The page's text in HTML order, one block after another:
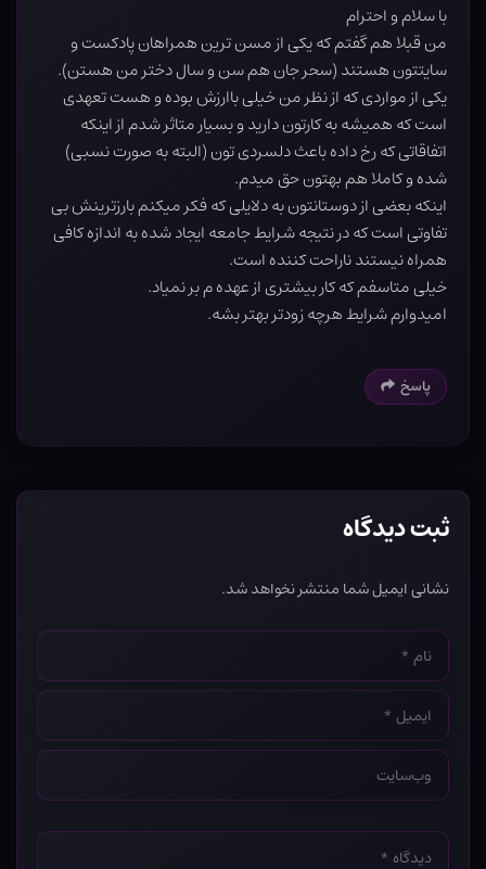
با سلام و احترام
من قبلا هم گفتم که يکی از مسن ترين همراهان پادکست و
سايتتون هستند (سحر جان هم سن و سال دختر من هستن).
يکی از مواردی که از نظر من خيلی باارزش بوده و هست تعهدی
است که هميشه به کارتون داريد و بسيار متاثر شدم از اينکه
اتفاقاتی که رخ داده باعث دلسردی تون (البته به صورت نسبی)
شده و کاملا هم بهتون حق میدم.
اينکه بعضی از دوستانتون به دلايلی که فکر میکنم بارزترينش بی
تفاوتی است که در نتيجه شرايط جامعه ايجاد شده به اندازه کافی
همراه نيستند ناراحت کننده است.
خیلی متاسفم که کار بيشتری از عهده م بر نمياد.
اميدوارم شرايط هرچه زودتر بهتر بشه.
پاسخ
ثبت دیدگاه
نشانی ایمیل شما منتشر نخواهد شد.
نام
*
ایمیل
*
وب‌سایت
*
دیدگاه